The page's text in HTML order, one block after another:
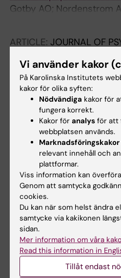
Gotby AO; Nordenstrom
Nordenskjold A;
ARTICLE: JOURNAL OF
Klinefelter syndrome and
autism and ADHD
Cederlof M; Gotby AO;
Boman M; Langstrom N;
Lichtenstein P
Alla övriga
DOCTORAL THESIS:
Register-based studies
hormones and
Ohlsson Gotby V
Forskningsområden:
Epidemiologi
Psykiatri
Är du Vide Ohlsson Gotby?
Vi använder kakor
På Karolinska Institutets
kakor för olika syften:
Nödvändiga kakor för
fungera korrekt.
Kakor för analys för att
webbplatsen används.
Marknadsföringskakor
relevant innehåll och
plattformar.
Viss information kan
Genom att samtycka
cookies.
Du kan när som helst ändra
samtycke via kakikonen
sidan.
Mer information om våra
Read this information in
Tillåt endast